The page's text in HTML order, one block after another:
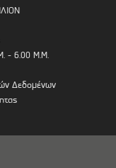
- 6.00 Μ.Μ.
Δεδομένων